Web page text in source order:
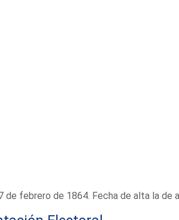
febrero de 1864. Fecha de alta la de